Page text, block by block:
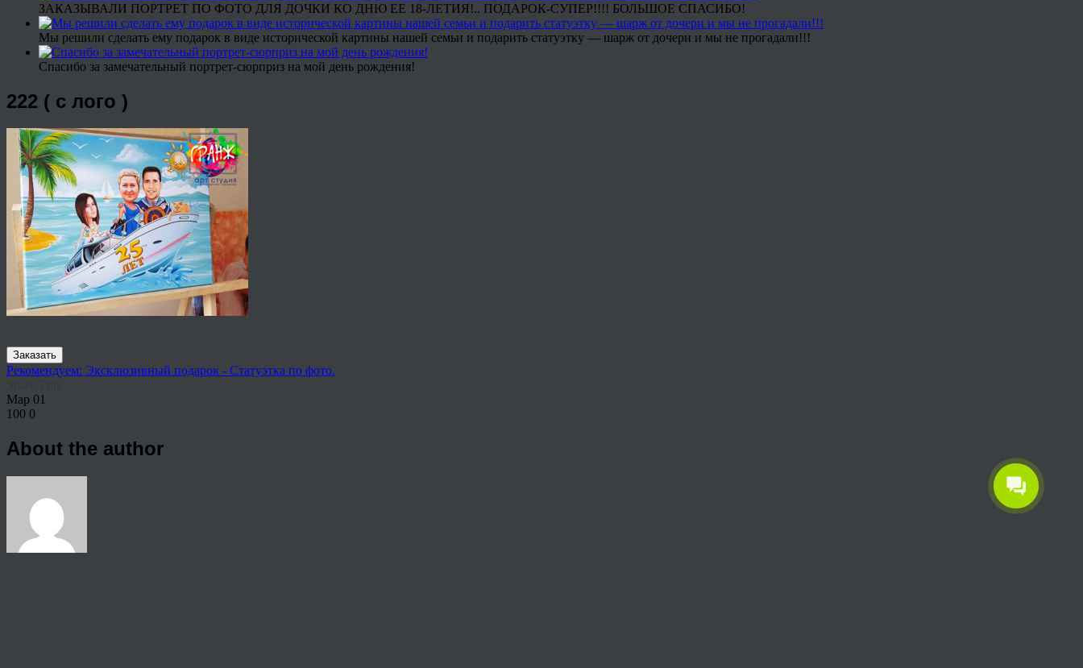
ЗАКАЗЫВАЛИ ПОРТРЕТ ПО ФОТО ДЛЯ ДОЧКИ КО ДНЮ ЕЕ 18-ЛЕТИЯ!.. ПОДАРОК-СУПЕР!!!! БОЛЬШОЕ СПАСИБО!
Мы решили сделать ему подарок в виде исторической картины нашей семьи и подарить статуэтку — шарж от дочери и мы не прогадали!!!
Спасибо за замечательный портрет-сюрприз на мой день рождения!
222 ( с лого )
Заказать
Рекомендуем: Эксклюзивный подарок - Статуэтка по фото.
Мар 01
100 0
About the author